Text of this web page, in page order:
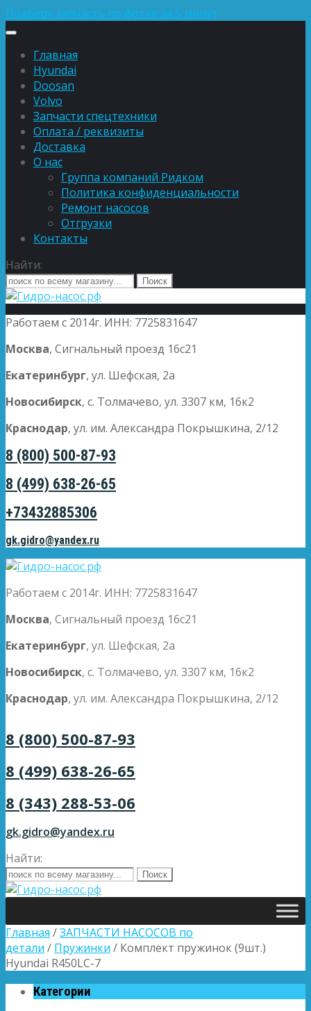
Подберу запчасть по фотке за 5 минут
Главная
Hyundai
Doosan
Volvo
Запчасти спецтехники
Оплата / реквизиты
Доставка
О нас
Группа компаний Ридком
Политика конфиденциальности
Ремонт насосов
Отгрузки
Контакты
Найти:
Работаем с 2014г. ИНН: 7725831647
Москва, Сигнальный проезд 16с21
Екатеринбург, ул. Шефская, 2а
Новосибирск, с. Толмачево, ул. 3307 км, 16к2
Краснодар, ул. им. Александра Покрышкина, 2/12
8 (800) 500-87-93
8 (499) 638-26-65
+73432885306
gk.gidro@yandex.ru
Работаем с 2014г. ИНН: 7725831647
Москва, Сигнальный проезд 16с21
Екатеринбург, ул. Шефская, 2а
Новосибирск, с. Толмачево, ул. 3307 км, 16к2
Краснодар, ул. им. Александра Покрышкина, 2/12
8 (800) 500-87-93
8 (499) 638-26-65
8 (343) 288-53-06
gk.gidro@yandex.ru
Найти:
Главная /ЗАПЧАСТИ НАСОСОВ по
детали / Пружинки / Комплект пружинок (9шт.)
Hyundai R450LC-7
Категории